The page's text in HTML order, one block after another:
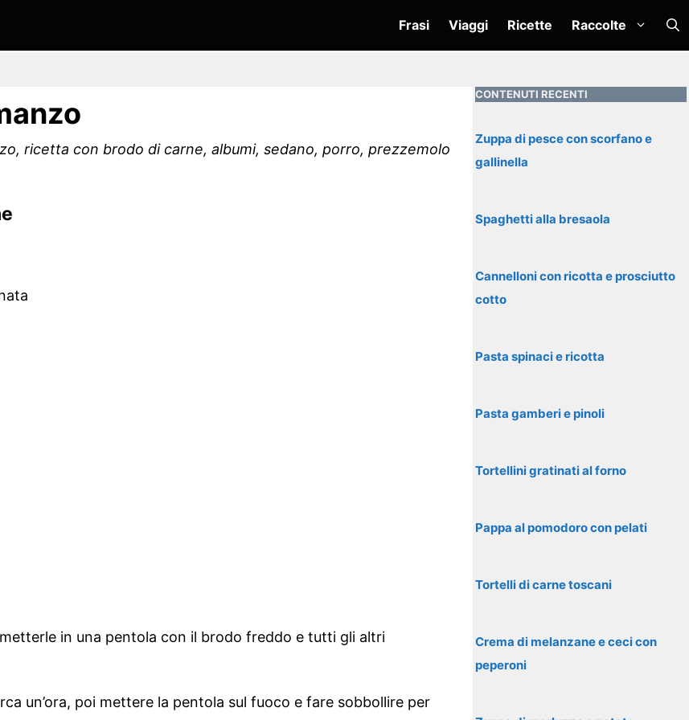
Frasi Viaggi Ricette Raccolte
ricetta con brodo di carne, albumi, sedano, porro, prezzemolo
in una pentola con il brodo freddo e tutti gli altri
un’ora, poi mettere la pentola sul fuoco e fare sobbollire per
CONTENUTI RECENTI
Zuppa di pesce con scorfano e
gallinella
Spaghetti alla bresaola
Cannelloni con ricotta e prosciutto
cotto
Pasta spinaci e ricotta
Pasta gamberi e pinoli
Tortellini gratinati al forno
Pappa al pomodoro con pelati
Tortelli di carne toscani
Crema di melanzane e ceci con
peperoni